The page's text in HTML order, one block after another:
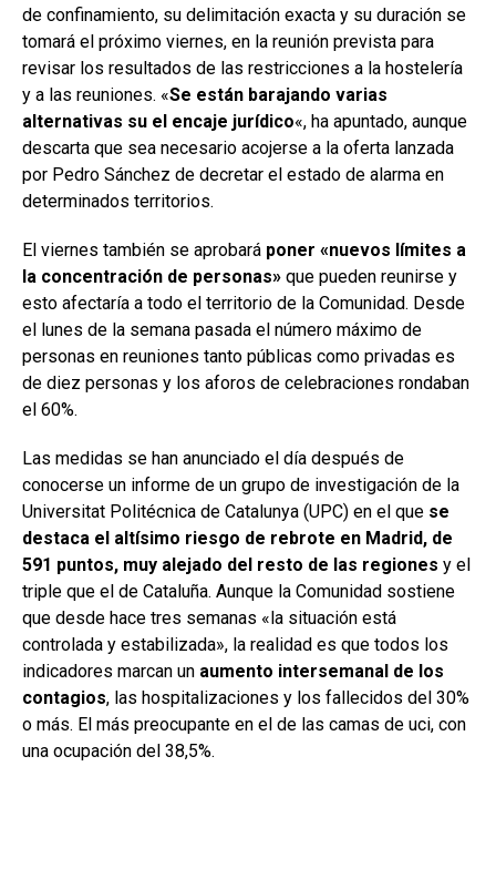
de confinamiento, su delimitación exacta y su duración se
tomará el próximo viernes, en la reunión prevista para
revisar los resultados de las restricciones a la hostelería
y a las reuniones. «Se están barajando varias
alternativas su el encaje jurídico«, ha apuntado, aunque
descarta que sea necesario acojerse a la oferta lanzada
por Pedro Sánchez de decretar el estado de alarma en
determinados territorios.
El viernes también se aprobará poner «nuevos límites a
la concentración de personas» que pueden reunirse y
esto afectaría a todo el territorio de la Comunidad. Desde
el lunes de la semana pasada el número máximo de
personas en reuniones tanto públicas como privadas es
de diez personas y los aforos de celebraciones rondaban
el 60%.
Las medidas se han anunciado el día después de
conocerse un informe de un grupo de investigación de la
Universitat Politécnica de Catalunya (UPC) en el que se
destaca el altísimo riesgo de rebrote en Madrid, de
591 puntos, muy alejado del resto de las regiones y el
triple que el de Cataluña. Aunque la Comunidad sostiene
que desde hace tres semanas «la situación está
controlada y estabilizada», la realidad es que todos los
indicadores marcan un aumento intersemanal de los
contagios, las hospitalizaciones y los fallecidos del 30%
o más. El más preocupante en el de las camas de uci, con
una ocupación del 38,5%.